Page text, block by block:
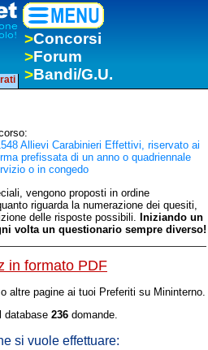
>Concorsi
>Forum
>Bandi/G.U.
Allievi Carabinieri Effettivi, riservato ai
prefissata di un anno o quadriennale
o in congedo
vengono proposti in ordine
riguarda la numerazione dei quesiti,
delle risposte possibili. Iniziando un
volta un questionario sempre diverso!
in formato PDF
altre pagine ai tuoi Preferiti su Mininterno.
database 236 domande.
si vuole effettuare: